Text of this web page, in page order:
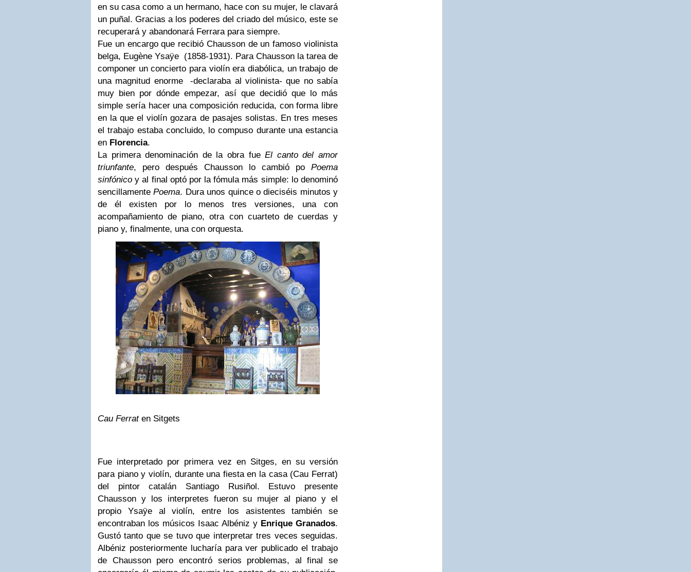
en su casa como a un hermano, hace con su mujer, le clavará
un puñal. Gracias a los poderes del criado del músico, este se
recuperará y abandonará Ferrara para siempre.
Fue un encargo que recibió Chausson de un famoso violinista
belga, Eugène Ysaÿe (1858-1931). Para Chausson la tarea de
componer un concierto para violín era diabólica, un trabajo de
una magnitud enorme -declaraba al violinista- que no sabía
muy bien por dónde empezar, así que decidió que lo más
simple sería hacer una composición reducida, con forma libre
en la que el violín gozara de pasajes solistas. En tres meses
el trabajo estaba concluido, lo compuso durante una estancia
en Florencia.
La primera denominación de la obra fueEl canto del amor
triunfante, pero después Chausson lo cambió po Poema
sinfónico y al final optó por la fómula más simple: lo denominó
sencillamentePoema. Dura unos quince o dieciséis minutos y
de él existen por lo menos tres versiones, una con
acompañamiento de piano, otra con cuarteto de cuerdas y
piano y, finalmente, una con orquesta.
Cau Ferraten Sitgets
Fue interpretado por primera vez en Sitges, en su versión
para piano y violín, durante una fiesta en la casa (Cau Ferrat)
del pintor catalán Santiago Rusiñol. Estuvo presente
Chausson y los interpretes fueron su mujer al piano y el
propio Ysaÿe al violín, entre los asistentes también se
encontraban los músicos Isaac Albéniz y Enrique Granados.
Gustó tanto que se tuvo que interpretar tres veces seguidas.
Albéniz posteriormente lucharía para ver publicado el trabajo
de Chausson pero encontró serios problemas, al final se